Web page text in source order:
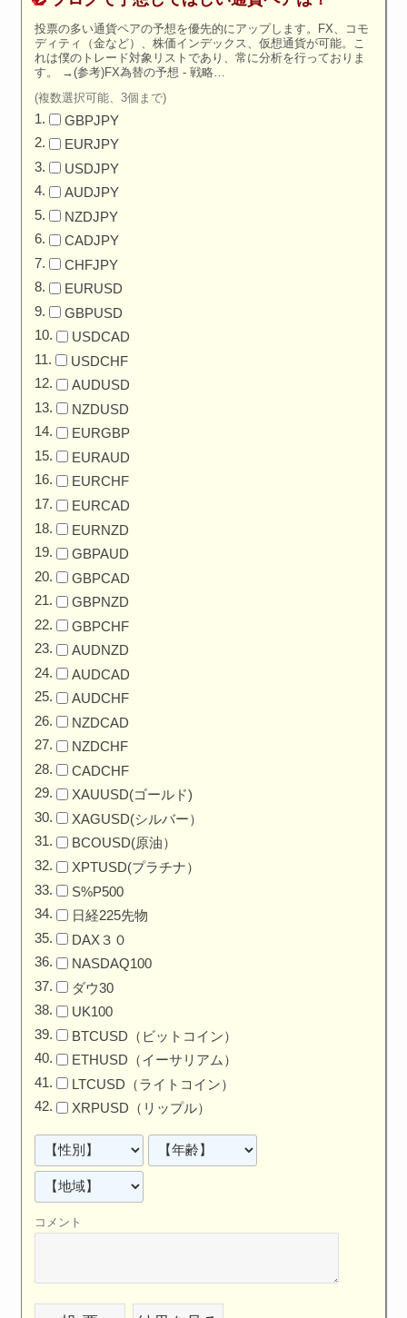
投票の多い通貨ペアの予想を優先的にアップします。FX、コモ
ディティ（金など）、株価インデックス、仮想通貨が可能。こ
れは僕のトレード対象リストであり、常に分析を行っておりま
す。
→(参考)FX為替の予想 - 戦略…
(複数選択可能、3個まで)
GBPJPY
EURJPY
USDJPY
AUDJPY
NZDJPY
CADJPY
CHFJPY
EURUSD
GBPUSD
USDCAD
USDCHF
AUDUSD
NZDUSD
EURGBP
EURAUD
EURCHF
EURCAD
EURNZD
GBPAUD
GBPCAD
GBPNZD
GBPCHF
AUDNZD
AUDCAD
AUDCHF
NZDCAD
NZDCHF
CADCHF
XAUUSD(ゴールド)
XAGUSD(シルバー）
BCOUSD(原油）
XPTUSD(プラチナ）
S%P500
日経225先物
DAX３０
NASDAQ100
ダウ30
UK100
BTCUSD（ビットコイン）
ETHUSD（イーサリアム）
LTCUSD（ライトコイン）
XRPUSD（リップル）
コメント